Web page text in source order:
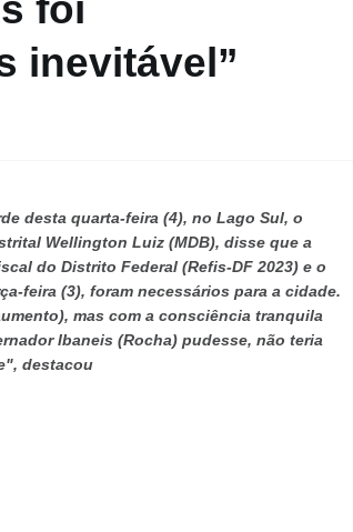
foi
inevitável”
desta quarta-feira (4), no Lago Sul, o
Wellington Luiz (MDB), disse que a
do Distrito Federal (Refis-DF 2023) e o
feira (3), foram necessários para a cidade.
mas com a consciência tranquila
Ibaneis (Rocha) pudesse, não teria
destacou